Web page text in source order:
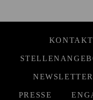
KONTAKT
NEWSLETTER
PRESSE